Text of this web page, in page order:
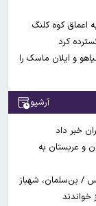
به اعماق کوه کلنگ
کرد
و ایلان ماسک را
آرشیو
خبر داد
و عربستان به
/ بن‌سلمان، شهباز